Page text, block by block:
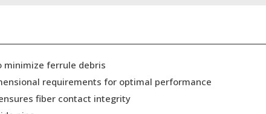
minimize ferrule debris
requirements for optimal performance
fiber contact integrity